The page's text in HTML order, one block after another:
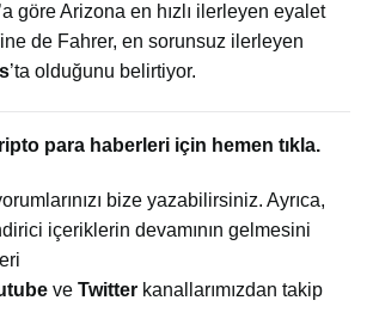
’a göre Arizona en hızlı ilerleyen eyalet
de Fahrer, en sorunsuz ilerleyen
’ta olduğunu belirtiyor.
para haberleri için hemen tıkla.
bize yazabilirsiniz. Ayrıca,
içeriklerin devamının gelmesini
ve Twitter kanallarımızdan takip